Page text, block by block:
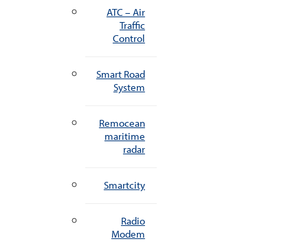
ATC – Air
Traffic
Control
Smart Road
System
Remocean
maritime
radar
Smartcity
Radio
Modem